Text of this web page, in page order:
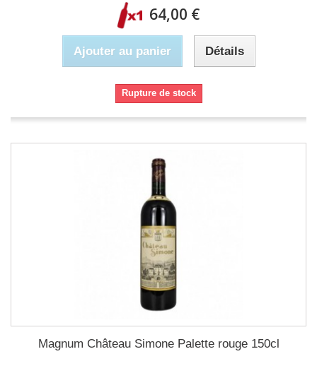
64,00 €
Ajouter au panier Détails
Rupture de stock
Magnum Château Simone Palette rouge 150cl